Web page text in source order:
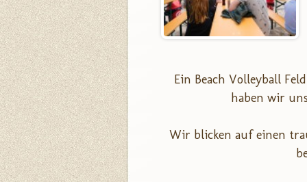
Ein Beach Volleyball
haben wir
Wir blicken auf einen